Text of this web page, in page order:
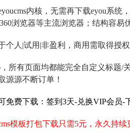
内核，无需再下载eyou系统
浏览器等主流浏览器；结构容易
个人|试用|非盈利，商用需取得授权
所有页面均都能完全自定义标题/
源源不断订单！
免费下载：签到3天-兑换VIP会员-
模板打包下载只需5元，永久持续